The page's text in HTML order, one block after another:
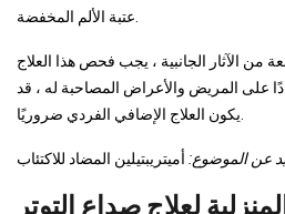
الآثار الجانبية ، يجب فحص هذا العلاج
على المريض والأعراض المصاحبة له ، قد
عن الموضوع: أميتريبتيلين المضاد للاكتئاب
لعلاج صداع التوتر